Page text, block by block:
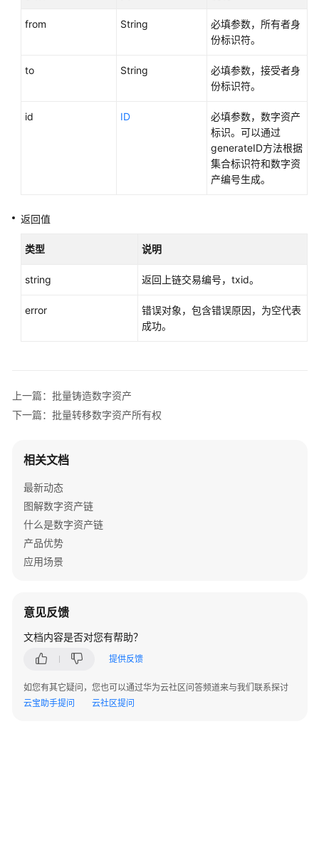
用
南
发
考
和
用
例
用
口
接
ERC1155
务
接
from String
必填参数，所有者身
份标识符。
to String
必填参数，接受者身
份标识符。
id ID
必填参数，数字资产
标识。可以通过
generateID方法根据
集合标识符和数字资
产编号生成。
返回值
类型 说明
string 返回上链交易编号，txid。
error
错误对象，包含错误原因，为空代表
成功。
上一篇：批量铸造数字资产
下一篇：批量转移数字资产所有权
相关文档
最新动态
图解数字资产链
什么是数字资产链
产品优势
应用场景
意见反馈
文档内容是否对您有帮助？
提供反馈
如您有其它疑问，您也可以通过华为云社区问答频道来与我们联系探讨
云宝助手提问
云社区提问